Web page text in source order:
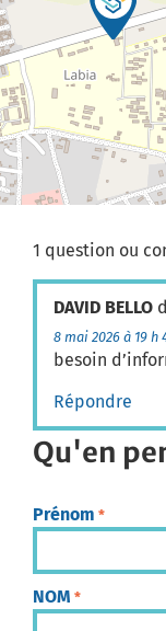
1 question ou
DAVID BELLO
8 mai 2026 à 19 h
besoin
Répondre
Qu'en
Prénom *
NOM *